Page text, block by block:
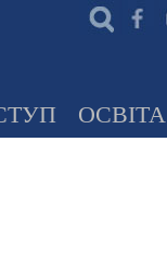
ОСВІТА